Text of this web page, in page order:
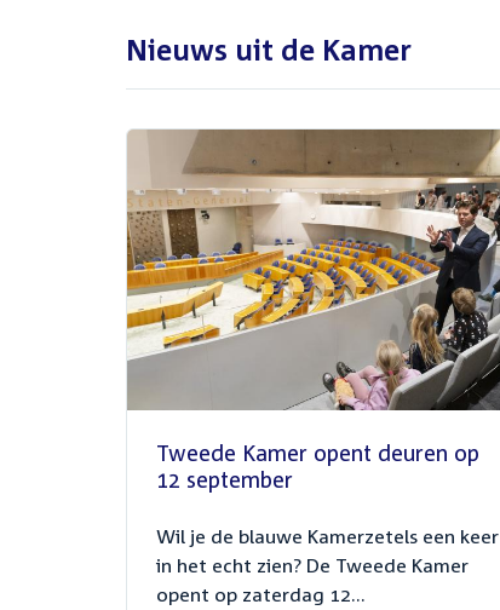
Nieuws uit de Kamer
Tweede Kamer opent deuren op
12 september
Wil je de blauwe Kamerzetels een keer
in het echt zien? De Tweede Kamer
opent op zaterdag 12...